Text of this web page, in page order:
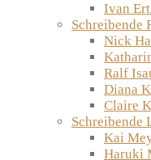
Ivan
Schreibende
Nick
Ralf
Diana
Claire
Schreibende
Kai
Haruki